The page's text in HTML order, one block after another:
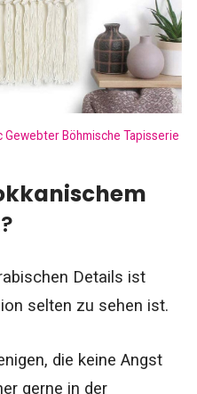
Gewebter Böhmische Tapisserie
Details ist
selten zu sehen ist.
die keine Angst
gerne in der